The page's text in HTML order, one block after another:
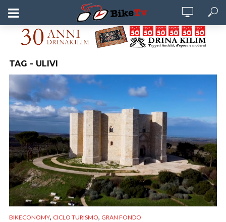
TAG - ULIVI
BIKECONOMY, CICLO TURISMO, GRAN FONDO